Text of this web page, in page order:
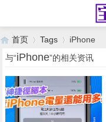
首页
›
Tags
iPhone
与“iPhone”的相关资讯